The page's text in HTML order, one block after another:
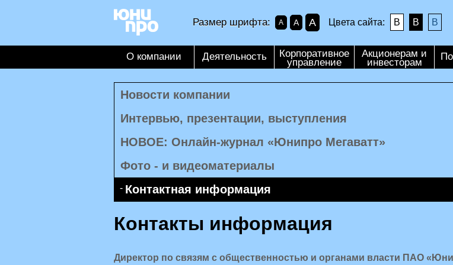
Размер шрифта: A A A Цвета сайта: B B B
О компании Деятельность Корпоративное
управление
Акционерам и
инвесторам
Новости компании
Интервью, презентации, выступления
НОВОЕ: Онлайн-журнал «Юнипро Мегаватт»
Фото - и видеоматериалы
Контактная информация
Контакты информация
Директор по связям с общественностью и органами власти ПАО